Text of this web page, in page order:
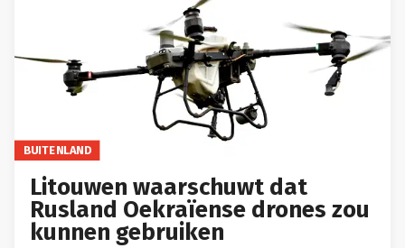
BUITENLAND
Litouwen waarschuwt dat
Rusland Oekraïense drones zou
kunnen gebruiken